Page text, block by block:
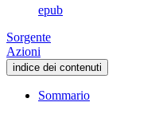
epub
Sorgente
Azioni
indice dei contenuti
Sommario